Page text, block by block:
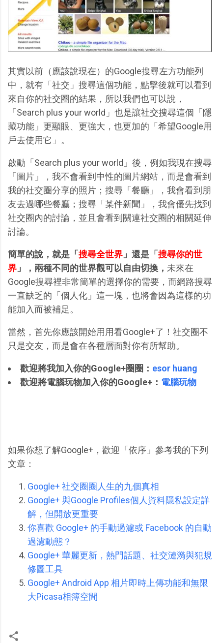
其實以前（應該說現在）的Google搜尋左方功能列
中，就有「社交」搜尋這個功能，點擊後就可以看到
來自你的社交圈的結果，所以我們也可以說，
「Search plus your world」也是讓社交搜尋這個「隱
藏功能」更顯眼、更強大，也更加的「希望Google用
戶去使用它」。
啟動「Search plus your world」後，例如我現在搜尋
「圖片」，我不會看到中性的圖片網站，而是會看到
我的社交圈分享的照片；搜尋「餐廳」，我會看到朋
友去過哪些餐廳；搜尋「某件新聞」，我會優先找到
社交圈內的討論，並且會看到關連社交圈的相關延伸
討論。
簡單的說，就是「 搜尋全世界 」還是「 搜尋你的世
界 」，兩種不同的世界觀可以自由切換， 未來在
Google搜尋裡非常簡單的選擇你的需要，而網路搜尋
一直缺乏的「個人化」這一塊，也將會因為這樣的功
能加入而被補足。
當然，首先你應該開始用用看Google+了！社交圈不
只是交友，而是會在各種層面對你有所幫助。
歡迎將我加入你的Google+圈圈： esor huang
歡迎將電腦玩物加入你的Google+： 電腦玩物
如果你想了解Google+，歡迎「依序」參考我的下列
文章：
Google+ 社交圈圈人生的九個真相
Google+ 與Google Profiles個人資料隱私設定詳
解，但開放更重要
你喜歡 Google+ 的手動過濾或 Facebook 的自動
過濾動態？
Google+ 華麗更新，熱門話題、社交漣漪與犯規
修圖工具
Google+ Android App 相片即時上傳功能和無限
大Picasa相簿空間